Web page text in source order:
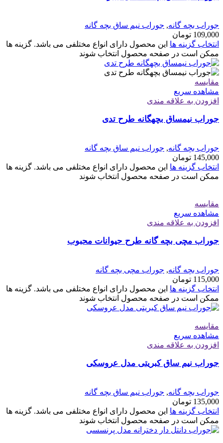
جوراب بچه گانه, جوراب نیم ساق بچه گانه
109,000 تومان
انتخاب گزینه ها این محصول دارای انواع مختلفی می باشد. گزینه ها
ممکن است در صفحه محصول انتخاب شوند
مقایسه
مشاهده سریع
افزودن به علاقه مندی
جوراب نیمساق بچهگانه طرح تدی
جوراب بچه گانه, جوراب نیم ساق بچه گانه
145,000 تومان
انتخاب گزینه ها این محصول دارای انواع مختلفی می باشد. گزینه ها
ممکن است در صفحه محصول انتخاب شوند
مقایسه
مشاهده سریع
افزودن به علاقه مندی
جوراب مچی بچه گانه طرح حیوانات محبوب
جوراب بچه گانه, جوراب مچی بچه گانه
115,000 تومان
انتخاب گزینه ها این محصول دارای انواع مختلفی می باشد. گزینه ها
ممکن است در صفحه محصول انتخاب شوند
مقایسه
مشاهده سریع
افزودن به علاقه مندی
جوراب نیم ساق کبریتی مدل عروسکی
جوراب بچه گانه, جوراب نیم ساق بچه گانه
135,000 تومان
انتخاب گزینه ها این محصول دارای انواع مختلفی می باشد. گزینه ها
ممکن است در صفحه محصول انتخاب شوند